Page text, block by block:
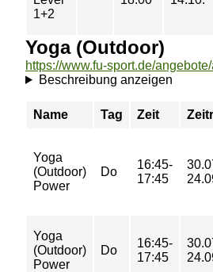
1+2
Yoga (Outdoor)
Beschreibung anzeigen
Name Tag Zeit
Yoga
(Outdoor)
Power
Do
16:45-
17:45
Yoga
(Outdoor)
Power
Do
16:45-
17:45